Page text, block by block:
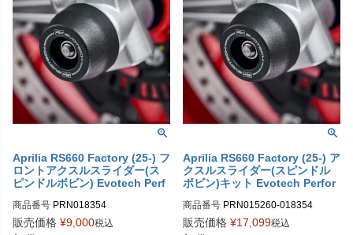
Aprilia RS660 Factory (25-) フ
ロントアクスルスライダー(ス
ピンドルボビン) Evotech Perf
商品番号 PRN018354
PRN018354-01
販売価格 ¥9,000税込
Aprilia RS660 Factory (25-) ア
クスルスライダー(スピンドル
ボビン)キット Evotech Perfor
商品番号 PRN015260-018354
PRN015260-018354-01
販売価格 ¥17,099税込